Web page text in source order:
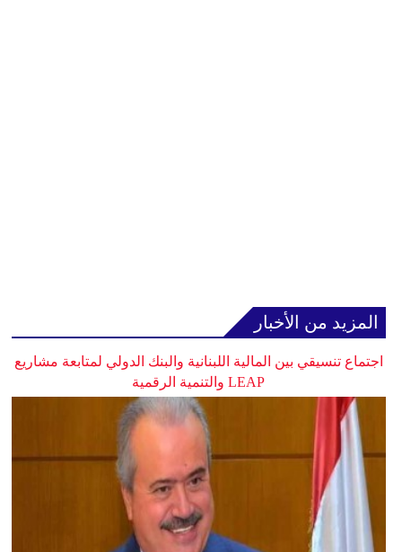
المزيد من الأخبار
اجتماع تنسيقي بين المالية اللبنانية والبنك الدولي لمتابعة مشاريع
LEAP والتنمية الرقمية